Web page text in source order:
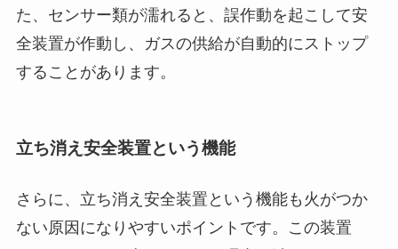
た、センサー類が濡れると、誤作動を起こして安
全装置が作動し、ガスの供給が自動的にストップ
することがあります。
立ち消え安全装置という機能
さらに、立ち消え安全装置という機能も火がつか
ない原因になりやすいポイントです。この装置